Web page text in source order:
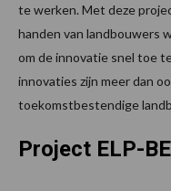
te werken. Met deze
handen van landbouwers
om de innovatie snel toe
innovaties zijn meer dan
toekomstbestendige
Project ELP-